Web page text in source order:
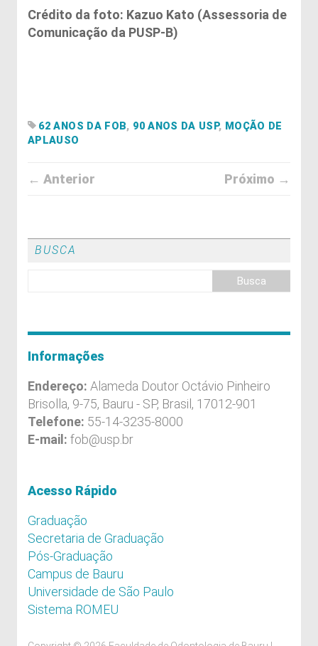
Crédito da foto: Kazuo Kato (Assessoria de
Comunicação da PUSP-B)
62 ANOS DA FOB, 90 ANOS DA USP, MOÇÃO DE
APLAUSO
← Anterior Próximo →
BUSCA
Informações
Endereço: Alameda Doutor Octávio Pinheiro
Brisolla, 9-75, Bauru - SP, Brasil, 17012-901
Telefone: 55-14-3235-8000
E-mail: fob@usp.br
Acesso Rápido
Graduação
Secretaria de Graduação
Pós-Graduação
Campus de Bauru
Universidade de São Paulo
Sistema ROMEU